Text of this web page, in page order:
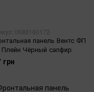
0688160172
панель Вентс ФП
Плейн Чёрный сапфир
грн